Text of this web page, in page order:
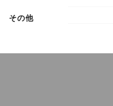
その他